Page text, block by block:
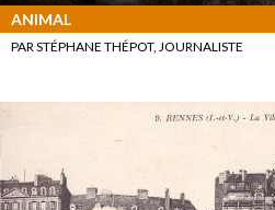
ANIMAL
PAR STÉPHANE THÉPOT, JOURNALISTE